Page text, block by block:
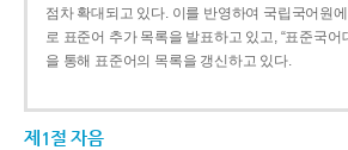
점차 확대되고 있다. 이를 반영하여 국립국어원
로 표준어 추가 목록을 발표하고 있고, “표준국어
을 통해 표준어의 목록을 갱신하고 있다.
제1절 자음